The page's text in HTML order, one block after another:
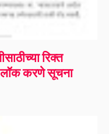
रिक्त
लॉक करणे सूचना